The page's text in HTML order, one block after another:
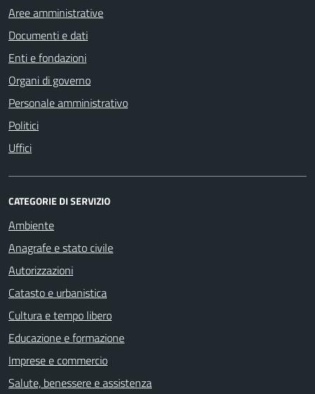
Aree amministrative
Documenti e dati
Enti e fondazioni
Organi di governo
Personale amministrativo
Politici
Uffici
CATEGORIE DI SERVIZIO
Ambiente
Anagrafe e stato civile
Autorizzazioni
Catasto e urbanistica
Cultura e tempo libero
Educazione e formazione
Imprese e commercio
Salute, benessere e assistenza